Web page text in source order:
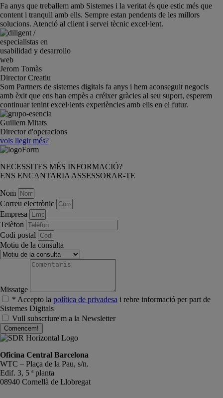
Fa anys que treballem amb Sistemes i la veritat és que estic més que
content i tranquil amb ells. Sempre estan pendents de les millors
solucions. Atenció al client i servei tècnic excel·lent.
Jerom Tomàs
Director Creatiu
Som Partners de sistemes digitals fa anys i hem aconseguit negocis
amb èxit que ens han empès a créixer gràcies al seu suport, esperem
continuar tenint excel·lents experiències amb ells en el futur.
Guillem Mitats
Director d'operacions
vols llegir més?
NECESSITES MÉS INFORMACIÓ?
ENS ENCANTARIA ASSESSORAR-TE
Nom
Correu electrònic
Empresa
Telèfon
Codi postal
Motiu de la consulta
Missatge
* Accepto la política de privadesa i rebre informació per part de
Sistemes Digitals
Vull subscriure'm a la Newsletter
Comencem!
Oficina Central Barcelona
WTC – Plaça de la Pau, s/n.
Edif. 3, 5 ª planta
08940 Cornellà de Llobregat